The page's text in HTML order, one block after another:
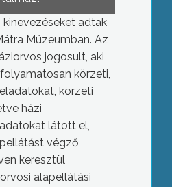
adtak
Múzeumban. Az
jogosult, aki
körzeti,
körzeti
házi
látott el,
végző
keresztül
alapellátási